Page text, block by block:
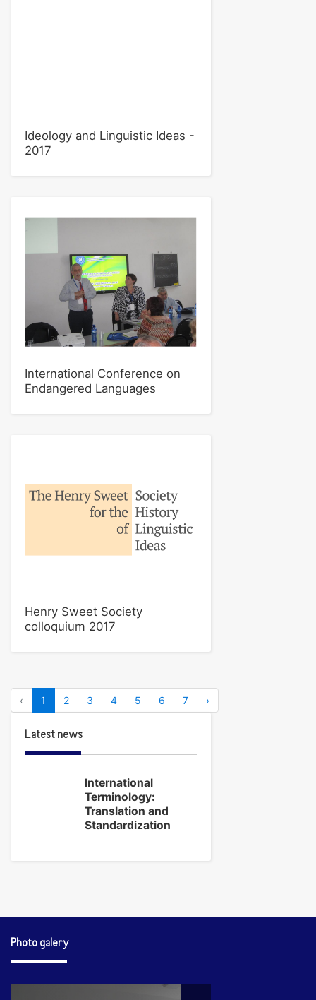
Ideology and Linguistic Ideas -
2017
International Conference on
Endangered Languages
Henry Sweet Society
colloquium 2017
‹ 1 2 3 4 5 6 7 ›
Latest news
International
Terminology:
Translation and
Standardization
Photo galery